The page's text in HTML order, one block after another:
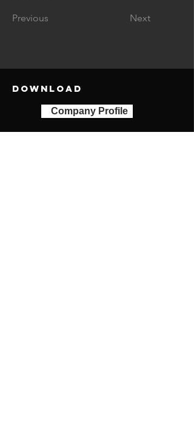
Previous Next
DOWNLOAD
Company Profile